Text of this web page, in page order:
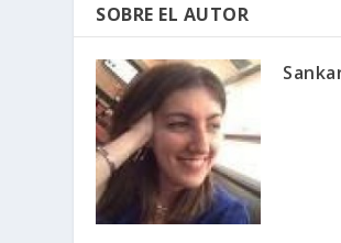
SOBRE EL AUTOR